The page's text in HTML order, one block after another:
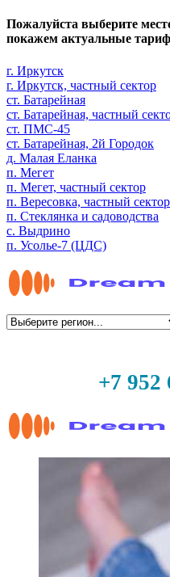
Пожалуйста выберите
покажем актуальные
г. Иркутск
г. Иркутск, частный сектор
ст. Батарейная
ст. Батарейная, частный
ст. ПМС-45
ст. Батарейная, 2й Городок
д. Малая Еланка
п. Мегет
п. Мегет, частный сектор
п. Вересовка, частный сектор
п. Стеклянка и садоводства
с. Выдрино
п. Усолье-7 (ЦДС)
+7 952